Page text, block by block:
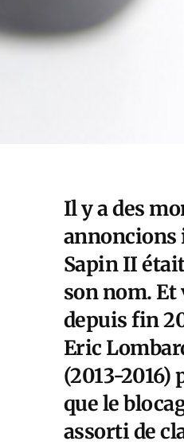
Il y a des
annoncions
Sapin II
son nom. Et
depuis fin
Eric
(2013-2016)
que le
assorti de